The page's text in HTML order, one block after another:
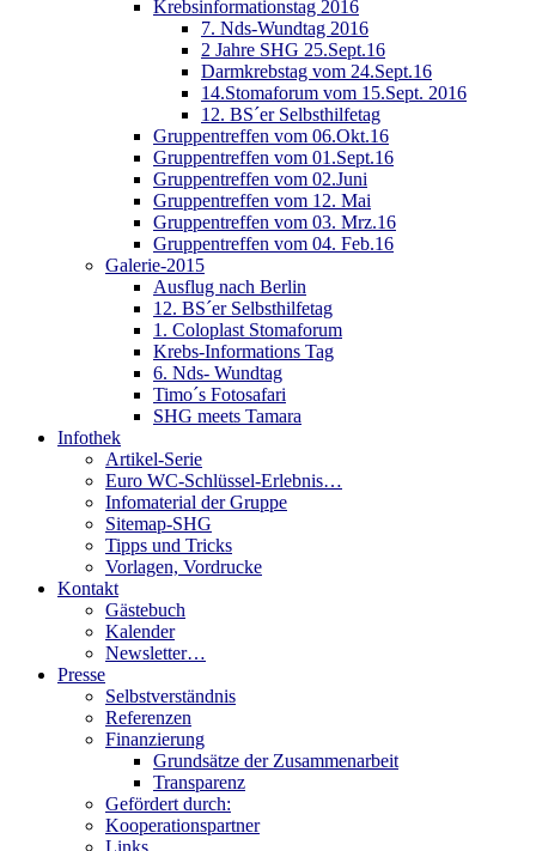
Krebsinformationstag 2016
7. Nds-Wundtag 2016
2 Jahre SHG 25.Sept.16
Darmkrebstag vom 24.Sept.16
14.Stomaforum vom 15.Sept. 2016
12. BS´er Selbsthilfetag
Gruppentreffen vom 06.Okt.16
Gruppentreffen vom 01.Sept.16
Gruppentreffen vom 02.Juni
Gruppentreffen vom 12. Mai
Gruppentreffen vom 03. Mrz.16
Gruppentreffen vom 04. Feb.16
Galerie-2015
Ausflug nach Berlin
12. BS´er Selbsthilfetag
1. Coloplast Stomaforum
Krebs-Informations Tag
6. Nds- Wundtag
Timo´s Fotosafari
SHG meets Tamara
Infothek
Artikel-Serie
Euro WC-Schlüssel-Erlebnis…
Infomaterial der Gruppe
Sitemap-SHG
Tipps und Tricks
Vorlagen, Vordrucke
Kontakt
Gästebuch
Kalender
Newsletter…
Presse
Selbstverständnis
Referenzen
Finanzierung
Grundsätze der Zusammenarbeit
Transparenz
Gefördert durch:
Kooperationspartner
Links